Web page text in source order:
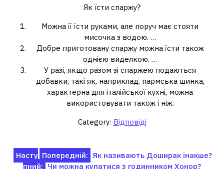
Як їсти спаржу?
Можна її їсти руками, але поруч має стояти
мисочка з водою. …
Добре приготовану спаржу можна їсти також
однією виделкою. …
У разі, якщо разом зі спаржею подаються
добавки, такі як, наприклад, пармська шинка,
характерна для італійської кухні, можна
використовувати також і ніж.
Category: Відповіді
Навігація
Попередній: Як називають Доширак інакше?
Насту
пний: Чи можна купатися з годинником Хонор?